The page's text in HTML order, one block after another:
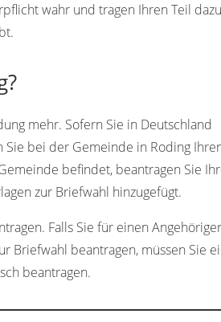
wahr und tragen Ihren Teil dazu
mehr. Sofern Sie in Deutschland
bei der Gemeinde in Roding
befindet, beantragen Sie
zur Briefwahl hinzugefügt.
Falls Sie für einen
Briefwahl beantragen, müssen Sie
beantragen.